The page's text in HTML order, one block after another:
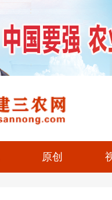
原创